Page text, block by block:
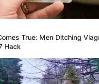
True: Men Ditching
Hack